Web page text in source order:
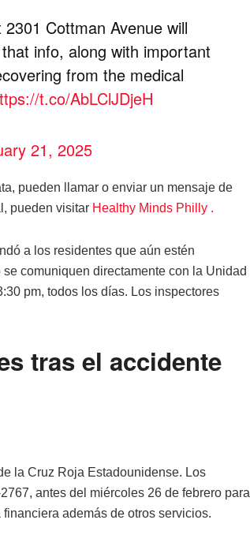
Cottman Avenue will
info, along with important
from the medical
t.co/AbLClJDjeH
21, 2025
pueden llamar o enviar un mensaje de
pueden visitar Healthy Minds Philly .
a los residentes que aún estén
comuniquen directamente con la Unidad
pm, todos los días. Los inspectores
tras el accidente
la Cruz Roja Estadounidense. Los
antes del miércoles 26 de febrero para
además de otros servicios.